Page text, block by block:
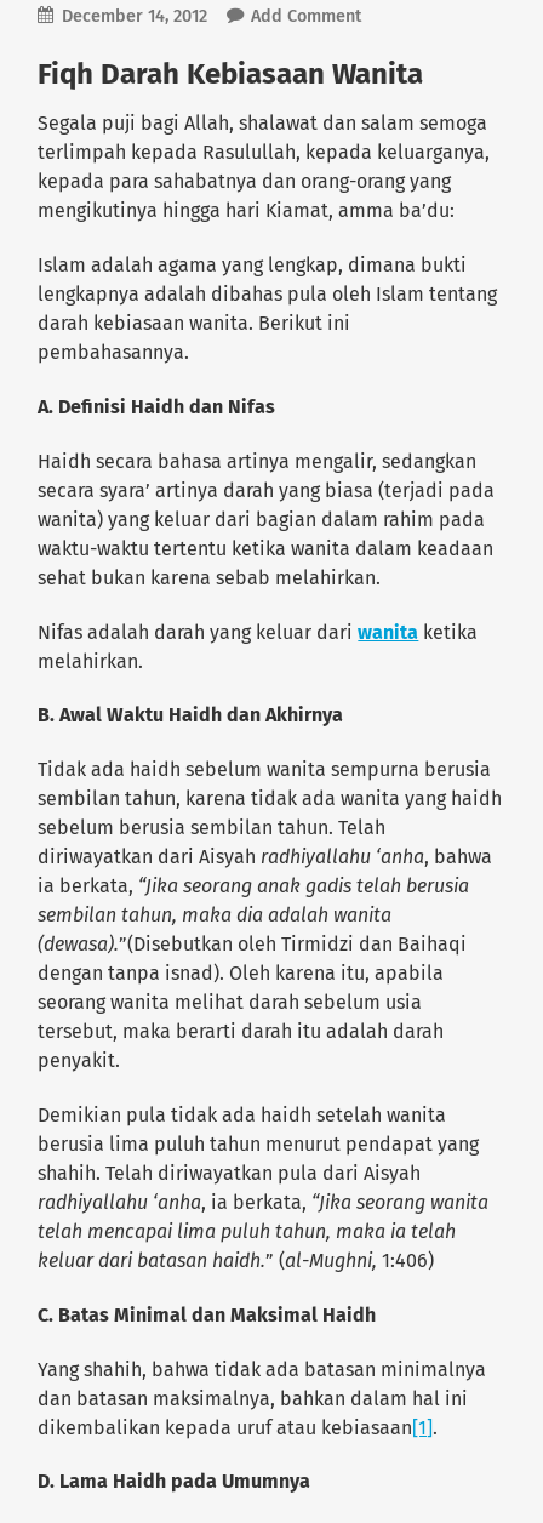
December 14, 2012 Add Comment
Fiqh Darah Kebiasaan Wanita
Segala puji bagi Allah, shalawat dan salam semoga
terlimpah kepada Rasulullah, kepada keluarganya,
kepada para sahabatnya dan orang-orang yang
mengikutinya hingga hari Kiamat, amma ba’du:
Islam adalah agama yang lengkap, dimana bukti
lengkapnya adalah dibahas pula oleh Islam tentang
darah kebiasaan wanita. Berikut ini
pembahasannya.
A. Definisi Haidh dan Nifas
Haidh secara bahasa artinya mengalir, sedangkan
secara syara’ artinya darah yang biasa (terjadi pada
wanita) yang keluar dari bagian dalam rahim pada
waktu-waktu tertentu ketika wanita dalam keadaan
sehat bukan karena sebab melahirkan.
Nifas adalah darah yang keluar dariwanita ketika
melahirkan.
B. Awal Waktu Haidh dan Akhirnya
Tidak ada haidh sebelum wanita sempurna berusia
sembilan tahun, karena tidak ada wanita yang haidh
sebelum berusia sembilan tahun. Telah
diriwayatkan dari Aisyah radhiyallahu ‘anha, bahwa
ia berkata, “Jika seorang anak gadis telah berusia
sembilan tahun, maka dia adalah wanita
(dewasa).”(Disebutkan oleh Tirmidzi dan Baihaqi
dengan tanpa isnad). Oleh karena itu, apabila
seorang wanita melihat darah sebelum usia
tersebut, maka berarti darah itu adalah darah
penyakit.
Demikian pula tidak ada haidh setelah wanita
berusia lima puluh tahun menurut pendapat yang
shahih. Telah diriwayatkan pula dari Aisyah
radhiyallahu ‘anha, ia berkata, “Jika seorang wanita
telah mencapai lima puluh tahun, maka ia telah
keluar dari batasan haidh.” (al-Mughni, 1:406)
C. Batas Minimal dan Maksimal Haidh
Yang shahih, bahwa tidak ada batasan minimalnya
dan batasan maksimalnya, bahkan dalam hal ini
dikembalikan kepada uruf atau kebiasaan[1].
D. Lama Haidh pada Umumnya